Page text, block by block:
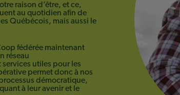
raison d’être, et ce,
au quotidien afin de
Québécois, mais aussi le
fédérée maintenant
réseau
utiles pour les
permet donc à nos
démocratique,
à leur avenir et le